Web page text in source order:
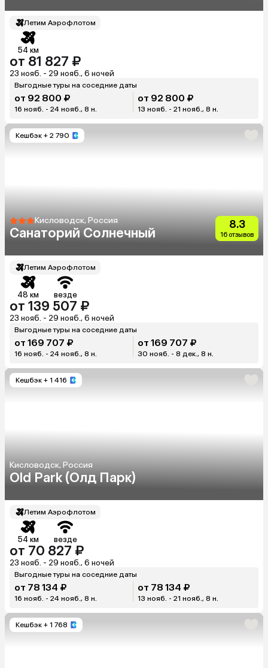
Летим Аэрофлотом
54 км
от 81 827 ₽
23 нояб. - 29 нояб., 6 ночей
Выгодные туры на соседние даты
от 92 800 ₽
16 нояб. - 24 нояб., 8 н.
от 92 800 ₽
13 нояб. - 21 нояб., 8 н.
Кешбэк + 2 790
Кисловодск, Россия
Санаторий Солнечный
8.3
16 отзывов
Летим Аэрофлотом
48 км везде
от 139 507 ₽
23 нояб. - 29 нояб., 6 ночей
Выгодные туры на соседние даты
от 169 707 ₽
16 нояб. - 24 нояб., 8 н.
от 169 707 ₽
30 нояб. - 8 дек., 8 н.
Кешбэк + 1 416
Кисловодск, Россия
Old Park (Олд Парк)
Летим Аэрофлотом
54 км везде
от 70 827 ₽
23 нояб. - 29 нояб., 6 ночей
Выгодные туры на соседние даты
от 78 134 ₽
16 нояб. - 24 нояб., 8 н.
от 78 134 ₽
13 нояб. - 21 нояб., 8 н.
Кешбэк + 1 768